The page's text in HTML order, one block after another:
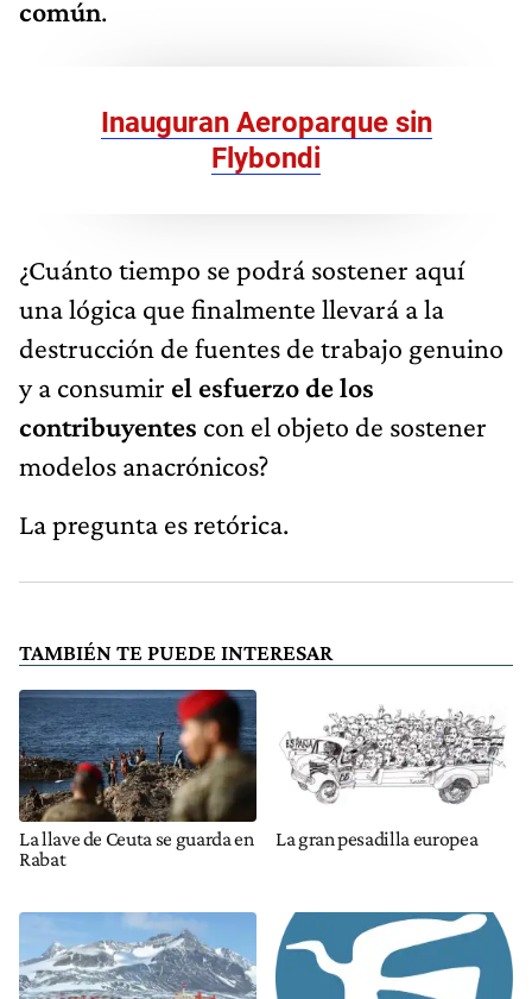
común.
Inauguran Aeroparque sin
Flybondi
¿Cuánto tiempo se podrá sostener aquí
una lógica que finalmente llevará a la
destrucción de fuentes de trabajo genuino
y a consumir el esfuerzo de los
contribuyentes con el objeto de sostener
modelos anacrónicos?
La pregunta es retórica.
TAMBIÉN TE PUEDE INTERESAR
La llave de Ceuta se guarda en
Rabat
La gran pesadilla europea